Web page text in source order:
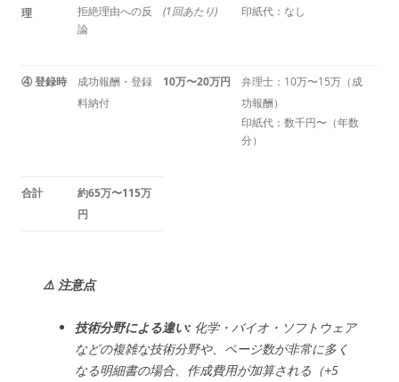
理
拒絶理由への反
論
(1回あたり)
印紙代：なし
④ 登録時
成功報酬・登録
料納付
10万〜20万円
弁理士：10万〜15万（成
功報酬）
印紙代：数千円〜（年数
分）
合計
約65万〜115万
円
⚠️ 注意点
技術分野による違い: 化学・バイオ・ソフトウェア
などの複雑な技術分野や、ページ数が非常に多く
なる明細書の場合、作成費用が加算される（+5